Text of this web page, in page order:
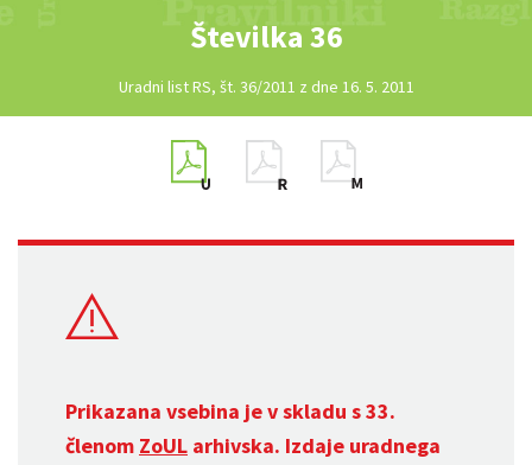
Številka 36
Uradni list RS, št. 36/2011 z dne 16. 5. 2011
Prikazana vsebina je v skladu s 33.
členom ZoUL arhivska. Izdaje uradnega